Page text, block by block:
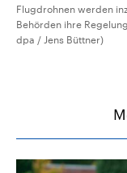
Flugdrohnen werden
Behörden ihre
dpa / Jens Büttner)